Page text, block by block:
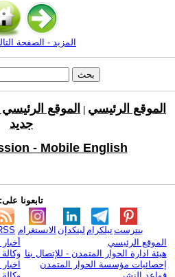
المزيد - الصفحة
الموقع الرئيسي الموقع
جديد
- Mobile English
تابعونا على:
الانستغرام لينكدإن تيلكرامبنترست
الموقع الرئيسي
هيئة ادارة الحوار المتمدن - للإتصال بنا
إحصائيات مؤسسة الحوار المتمدن
وكالة